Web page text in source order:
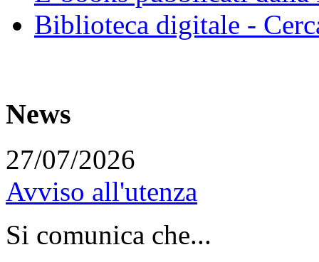
Biblioteca digitale -
News
27/07/2026
Avviso all'utenza
Si comunica che...